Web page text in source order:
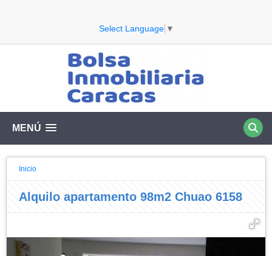
Select Language ▼
MENÚ
Inicio
Alquilo apartamento 98m2 Chuao 6158